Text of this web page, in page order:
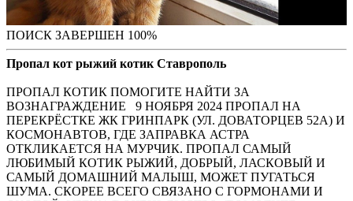
ПОИСК ЗАВЕРШЕН 100%
Пропал кот рыжий котик Ставрополь
ПРОПАЛ КОТИК ПОМОГИТЕ НАЙТИ ЗА
ВОЗНАГРАЖДЕНИЕ 9 НОЯБРЯ 2024 ПРОПАЛ НА
ПЕРЕКРЁСТКЕ ЖК ГРИНПАРК (УЛ. ДОВАТОРЦЕВ 52А) И
КОСМОНАВТОВ, ГДЕ ЗАПРАВКА АСТРА
ОТКЛИКАЕТСЯ НА МУРЧИК. ПРОПАЛ САМЫЙ
ЛЮБИМЫЙ КОТИК РЫЖИЙ, ДОБРЫЙ, ЛАСКОВЫЙ И
САМЫЙ ДОМАШНИЙ МАЛЫШ, МОЖЕТ ПУГАТЬСЯ
ШУМА. СКОРЕЕ ВСЕГО СВЯЗАНО С ГОРМОНАМИ И